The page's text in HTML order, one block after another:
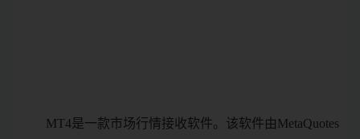
MT4是一款市场行情接收软件。该软件由MetaQuotes